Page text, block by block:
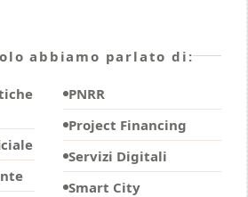
abbiamo parlato di:
PNRR
Project Financing
Servizi Digitali
Smart City